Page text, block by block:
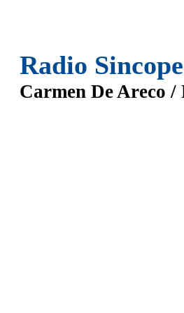
Radio
Carmen De Areco /